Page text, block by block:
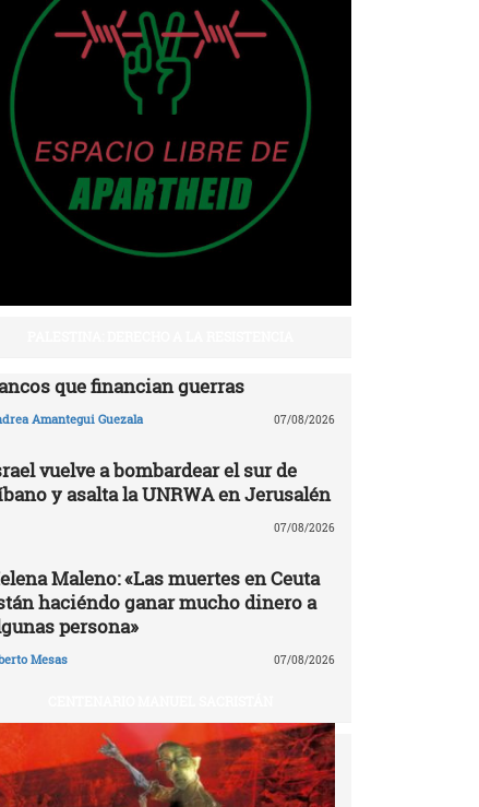
que financian guerras
Amantegui Guezala 07/08/2026
vuelve a bombardear el sur de
y asalta la UNRWA en Jerusalén
07/08/2026
Maleno: «Las muertes en Ceuta
haciéndo ganar mucho dinero a
persona»
Mesas 07/08/2026